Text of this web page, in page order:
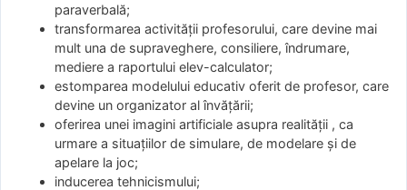
paraverbală;
transformarea activității profesorului, care devine mai
mult una de supraveghere, consiliere, îndrumare,
mediere a raportului elev-calculator;
estomparea modelului educativ oferit de profesor, care
devine un organizator al învățării;
oferirea unei imagini artificiale asupra realității , ca
urmare a situațiilor de simulare, de modelare și de
apelare la joc;
inducerea tehnicismului;